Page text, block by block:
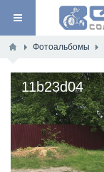
Фотоальбомы
11b23d04